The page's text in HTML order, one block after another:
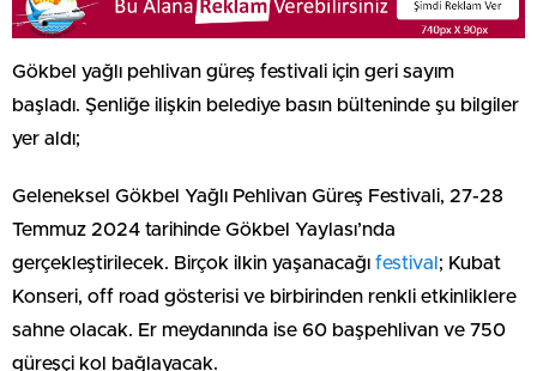
Gökbel yağlı pehlivan güreş festivali için geri sayım
başladı. Şenliğe ilişkin belediye basın bülteninde şu bilgiler
yer aldı;
Geleneksel Gökbel Yağlı Pehlivan Güreş Festivali, 27-28
Temmuz 2024 tarihinde Gökbel Yaylası’nda
gerçekleştirilecek. Birçok ilkin yaşanacağı festival ; Kubat
Konseri, off road gösterisi ve birbirinden renkli etkinliklere
sahne olacak. Er meydanında ise 60 başpehlivan ve 750
güreşçi kol bağlayacak.